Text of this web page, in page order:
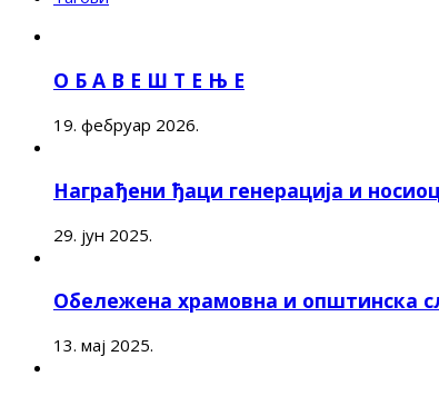
О Б А В Е Ш Т Е Њ Е
19. фебруар 2026.
Награђени ђаци генерација и
29. јун 2025.
Обележена храмовна и општинска
13. мај 2025.